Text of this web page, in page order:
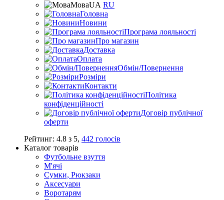
МоваUA RU
Головна
Новини
Програма лояльності
Про магазин
Доставка
Оплата
Обмін/Повернення
Розміри
Контакти
Політика
конфіденційності
Договір публічної
оферти
Рейтинг: 4.8 з 5, 442 голосів
Каталог товарів
Футбольне взуття
М'ячі
Сумки, Рюкзаки
Аксесуари
Воротарям